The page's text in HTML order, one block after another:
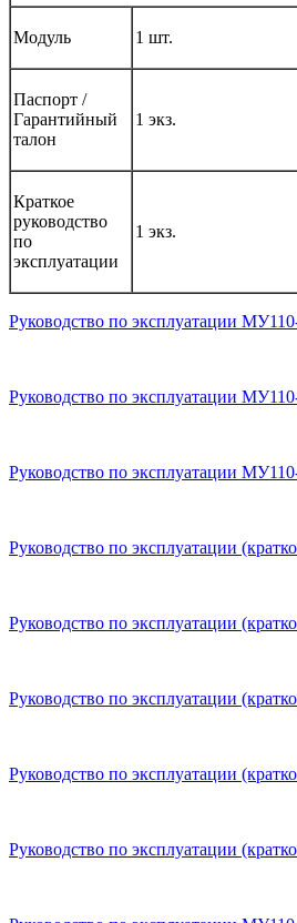
Модуль 1 шт.
Паспорт /
Гарантийный
талон
1 экз.
Краткое
руководство
по
эксплуатации
1 экз.
Руководство по эксплуатации
Руководство по эксплуатации
Руководство по эксплуатации
Руководство по эксплуатации
Руководство по эксплуатации
Руководство по эксплуатации
Руководство по эксплуатации
Руководство по эксплуатации